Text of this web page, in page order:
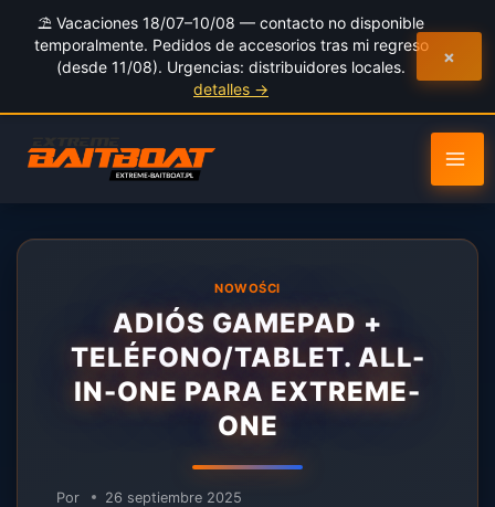
⛱️ Vacaciones 18/07–10/08 — contacto no disponible
temporalmente. Pedidos de accesorios tras mi regreso
(desde 11/08). Urgencias: distribuidores locales.
detalles →
×
contenido
NOWOŚCI
ADIÓS GAMEPAD +
TELÉFONO/TABLET. ALL-
IN-ONE PARA EXTREME-
ONE
Por 26 septiembre 2025